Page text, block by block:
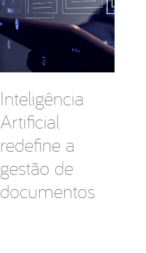
Inteligência
Artificial
redefine a
gestão de
documentos